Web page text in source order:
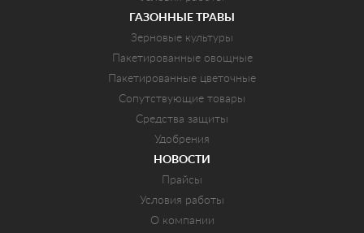
ГАЗОННЫЕ ТРАВЫ
Зерновые культуры
Пакетированные овощные
Пакетированные цветочные
Сопутствующие товары
Средства защиты
Удобрения
НОВОСТИ
Прайсы
Условия работы
О компании